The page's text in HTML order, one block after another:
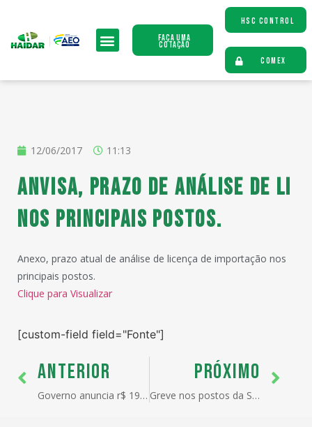
Faça uma
Cotação
HSC CONTROL
COMEX
12/06/2017 11:13
ANVISA, prazo de análise de LI
nos principais postos.
Anexo, prazo atual de análise de licença de importação nos
principais postos.
Clique para Visualizar
[custom-field field="Fonte"]
ANTERIOR
Governo anuncia r$ 190,25 bilhões com juros menores para financiar agricultura.
PRÓXIMO
Greve nos postos da SEFAZ.